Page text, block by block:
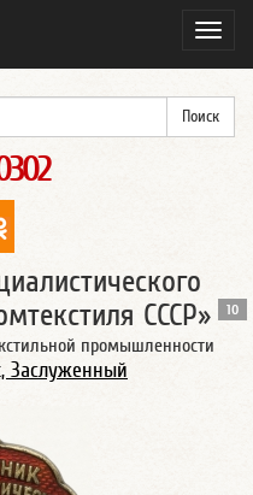
СССР»
10
промышленности
Заслуженный